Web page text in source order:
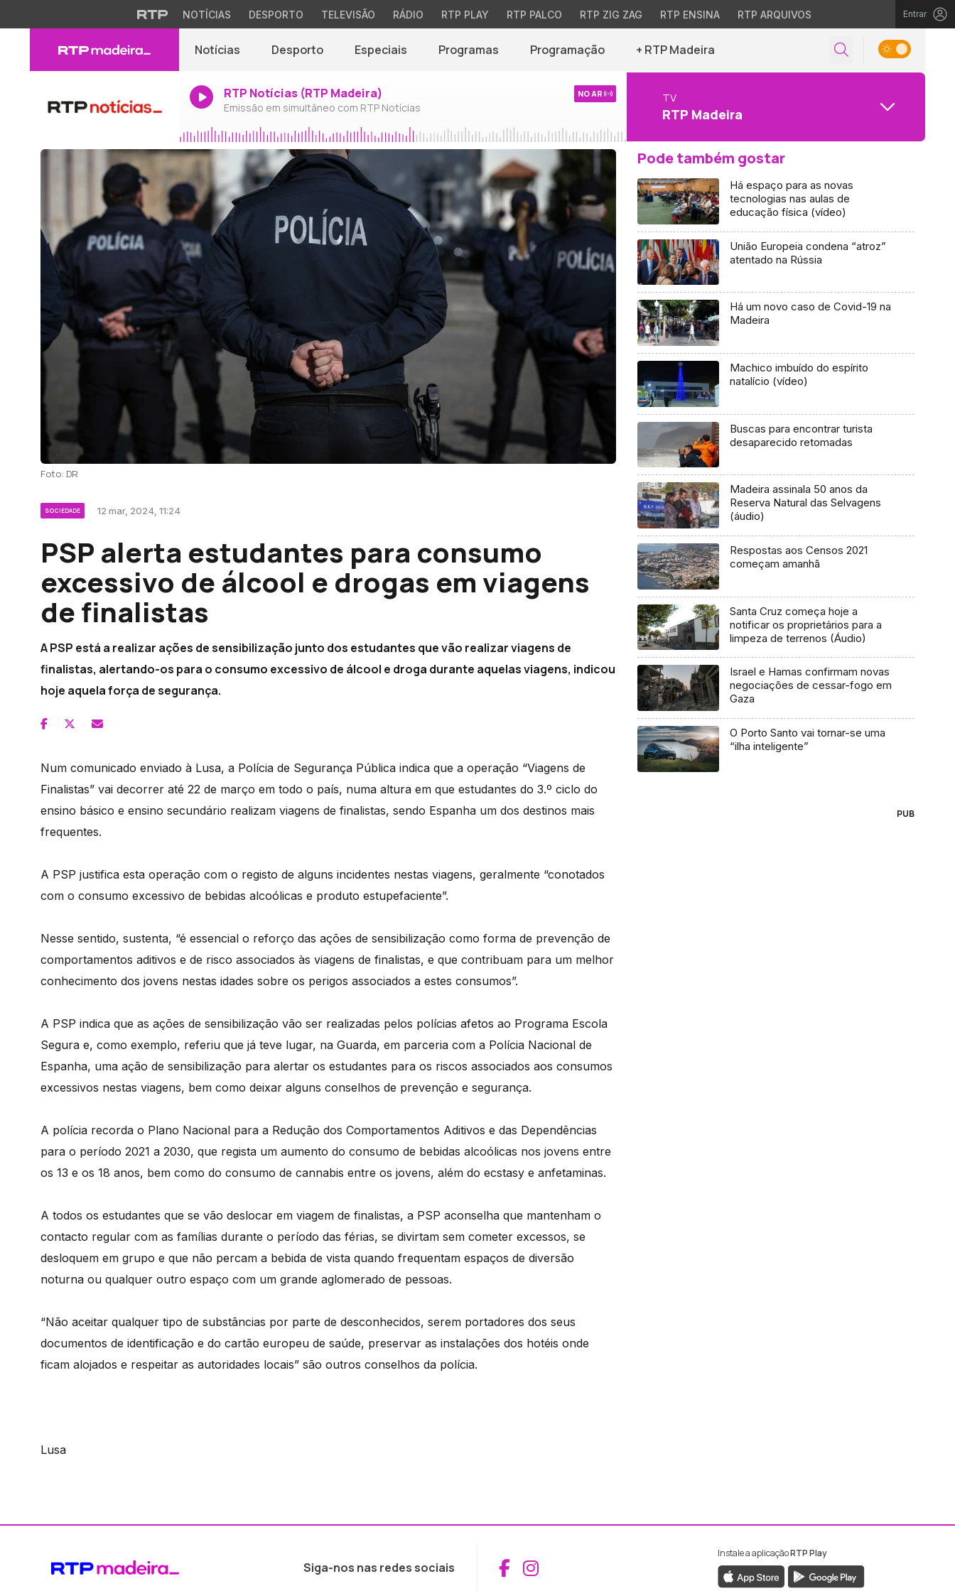
NOTÍCIAS DESPORTO TELEVISÃO RÁDIO RTP PLAY RTP PALCO RTP ZIG ZAG RTP ENSINA RTP ARQUIVOS Entrar
Notícias Desporto Especiais Programas Programação + RTP Madeira
RTP Notícias (RTP Madeira)
Emissão em simultâneo com RTP Notícias
NO AR TV
RTP Madeira
Foto: DR
SOCIEDADE 12 mar, 2024, 11:24
PSP alerta estudantes para consumo
excessivo de álcool e drogas em viagens
de finalistas
A PSP está a realizar ações de sensibilização junto dos estudantes que vão realizar viagens de
finalistas, alertando-os para o consumo excessivo de álcool e droga durante aquelas viagens, indicou
hoje aquela força de segurança.
Num comunicado enviado à Lusa, a Polícia de Segurança Pública indica que a operação “Viagens de
Finalistas” vai decorrer até 22 de março em todo o país, numa altura em que estudantes do 3.º ciclo do
ensino básico e ensino secundário realizam viagens de finalistas, sendo Espanha um dos destinos mais
frequentes.
A PSP justifica esta operação com o registo de alguns incidentes nestas viagens, geralmente “conotados
com o consumo excessivo de bebidas alcoólicas e produto estupefaciente”.
Nesse sentido, sustenta, “é essencial o reforço das ações de sensibilização como forma de prevenção de
comportamentos aditivos e de risco associados às viagens de finalistas, e que contribuam para um melhor
conhecimento dos jovens nestas idades sobre os perigos associados a estes consumos”.
A PSP indica que as ações de sensibilização vão ser realizadas pelos polícias afetos ao Programa Escola
Segura e, como exemplo, referiu que já teve lugar, na Guarda, em parceria com a Polícia Nacional de
Espanha, uma ação de sensibilização para alertar os estudantes para os riscos associados aos consumos
excessivos nestas viagens, bem como deixar alguns conselhos de prevenção e segurança.
A polícia recorda o Plano Nacional para a Redução dos Comportamentos Aditivos e das Dependências
para o período 2021 a 2030, que regista um aumento do consumo de bebidas alcoólicas nos jovens entre
os 13 e os 18 anos, bem como do consumo de cannabis entre os jovens, além do ecstasy e anfetaminas.
A todos os estudantes que se vão deslocar em viagem de finalistas, a PSP aconselha que mantenham o
contacto regular com as famílias durante o período das férias, se divirtam sem cometer excessos, se
desloquem em grupo e que não percam a bebida de vista quando frequentam espaços de diversão
noturna ou qualquer outro espaço com um grande aglomerado de pessoas.
“Não aceitar qualquer tipo de substâncias por parte de desconhecidos, serem portadores dos seus
documentos de identificação e do cartão europeu de saúde, preservar as instalações dos hotéis onde
ficam alojados e respeitar as autoridades locais” são outros conselhos da polícia.
Lusa
Pode também gostar
Há espaço para as novas
tecnologias nas aulas de
educação física (vídeo)
União Europeia condena “atroz”
atentado na Rússia
Há um novo caso de Covid-19 na
Madeira
Machico imbuído do espírito
natalício (vídeo)
Buscas para encontrar turista
desaparecido retomadas
Madeira assinala 50 anos da
Reserva Natural das Selvagens
(áudio)
Respostas aos Censos 2021
começam amanhã
Santa Cruz começa hoje a
notificar os proprietários para a
limpeza de terrenos (Áudio)
Israel e Hamas confirmam novas
negociações de cessar-fogo em
Gaza
O Porto Santo vai tornar-se uma
“ilha inteligente”
PUB
Siga-nos nas redes sociais Aceder ao Facebook da RTP Madeira
Aceder ao Instagram da RTP Madeira
Instale a aplicaçãoRTP Play